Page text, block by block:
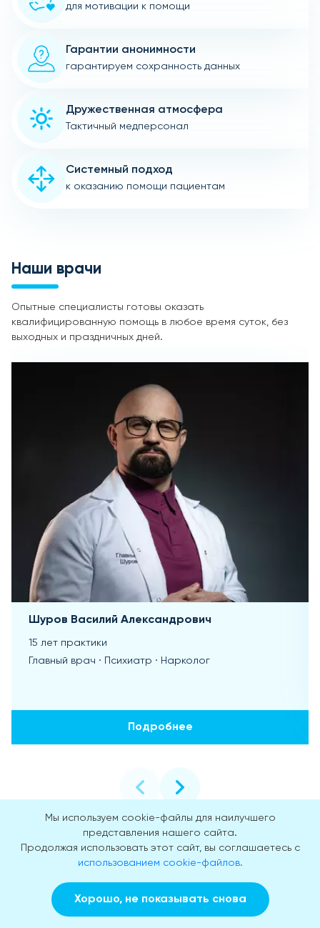
для мотивации к помощи
Гарантии анонимности
гарантируем сохранность данных
Дружественная атмосфера
Тактичный медперсонал
Системный подход
к оказанию помощи пациентам
Наши врачи
Опытные специалисты готовы оказать
квалифицированную помощь в любое время суток, без
выходных и праздничных дней.
Шуров Василий Александрович
15 лет практики
Главный врач · Психиатр · Нарколог
Подробнее
Лицензии
Медицинская лицензия Л041-01137-77/00334180. Мы
Мы используем cookie-файлы для наилучшего
представления нашего сайта.
Продолжая использовать этот сайт, вы соглашаетесь с
использованием cookie-файлов.
Хорошо, не показывать снова
Заказать звонок Вызвать врача на дом